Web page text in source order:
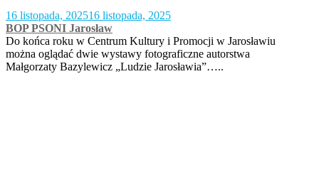
16 listopada, 202516 listopada, 2025
BOP PSONI Jarosław
Do końca roku w Centrum Kultury i Promocji w Jarosławiu
można oglądać dwie wystawy fotograficzne autorstwa
Małgorzaty Bazylewicz „Ludzie Jarosławia”…..